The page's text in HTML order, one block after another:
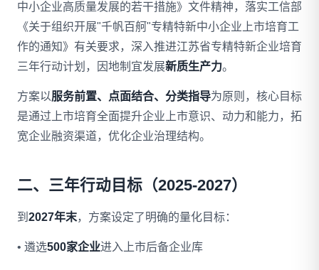
中小企业高质量发展的若干措施》文件精神，落实工信部
《关于组织开展"千帆百舸"专精特新中小企业上市培育工
作的通知》有关要求，深入推进江苏省专精特新企业培育
三年行动计划，因地制宜发展新质生产力。
方案以服务前置、点面结合、分类指导为原则，核心目标
是通过上市培育全面提升企业上市意识、动力和能力，拓
宽企业融资渠道，优化企业治理结构。
二、三年行动目标（2025-2027）
到 2027年末，方案设定了明确的量化目标：
• 遴选500家企业进入上市后备企业库